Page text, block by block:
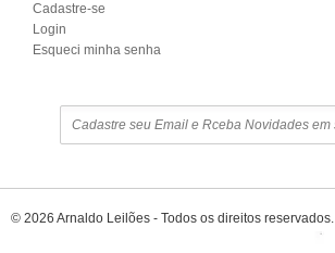
Cadastre-se
Login
Esqueci minha senha
© 2026 Arnaldo Leilões - Todos os direitos reservados.